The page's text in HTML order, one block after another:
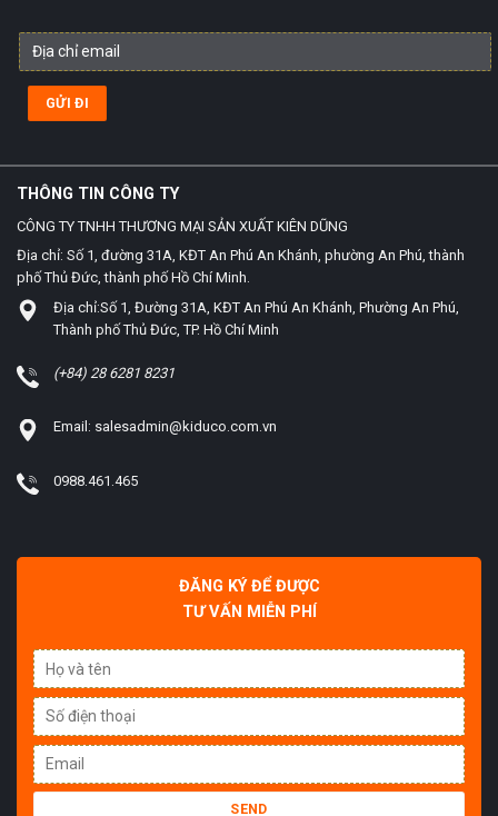
THÔNG TIN CÔNG TY
CÔNG TY TNHH THƯƠNG MẠI SẢN XUẤT KIÊN DŨNG
Địa chỉ: Số 1, đường 31A, KĐT An Phú An Khánh, phường An Phú, thành
phố Thủ Đức, thành phố Hồ Chí Minh.
Địa chỉ:Số 1, Đường 31A, KĐT An Phú An Khánh, Phường An Phú,
Thành phố Thủ Đức, TP. Hồ Chí Minh
(+84) 28 6281 8231
Email: salesadmin@kiduco.com.vn
0988.461.465
ĐĂNG KÝ ĐỂ ĐƯỢC
TƯ VẤN MIỄN PHÍ